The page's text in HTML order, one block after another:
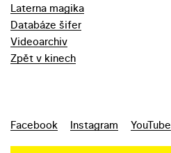
Laterna magika
Databáze šifer
Videoarchiv
Zpět v kinech
Facebook Instagram YouTube